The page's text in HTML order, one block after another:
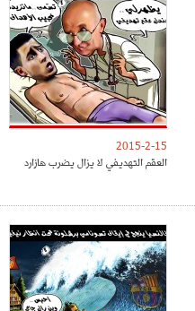
2015-2-15
العقم التهديفي لا يزال يضرب هازارد